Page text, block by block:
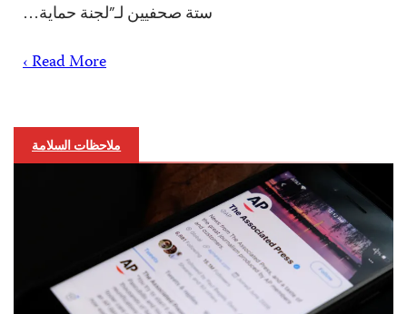
ستة صحفيين لـ”لجنة حماية…
Read More ›
ملاحظات السلامة